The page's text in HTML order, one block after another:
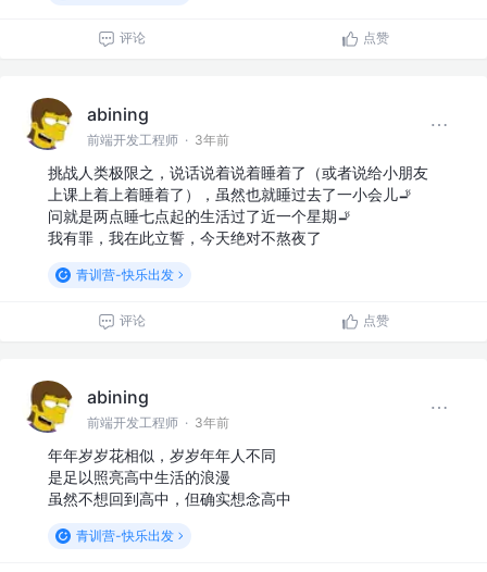
评论 点赞
abining
前端开发工程师 · 3年前
挑战人类极限之，说话说着说着睡着了（或者说给小朋友
上课上着上着睡着了），虽然也就睡过去了一小会儿🚬
​问就是两点睡七点起的生活过了近一个星期🚬
​我有罪，我在此立誓，今天绝对不熬夜了
青训营-快乐出发
评论 点赞
abining
前端开发工程师 · 3年前
年年岁岁花相似，岁岁年年人不同
​是足以照亮高中生活的浪漫
​虽然不想回到高中，但确实想念高中
青训营-快乐出发